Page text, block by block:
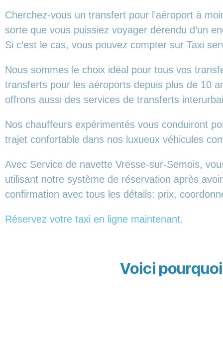
Cherchez-vous un transfert pour l’aéroport à
sorte que vous puissiez voyager dérendu d’un
Si c’est le cas, vous pouvez compter sur Taxi
Nous sommes le choix idéal pour tous vos
transferts pour les aéroports depuis plus de 10
offrons aussi des services de transferts
Nos chauffeurs expérimentés vous conduiront
trajet confortable dans nos luxueux véhicules
Avec Service de navette Vresse-sur-Semois,
utilisant notre système de réservation après
confirmation avec tous les détails: prix,
Réservez votre taxi en ligne maintenant.
Voici